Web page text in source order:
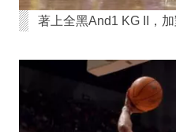
著上全黑And1 KG II，